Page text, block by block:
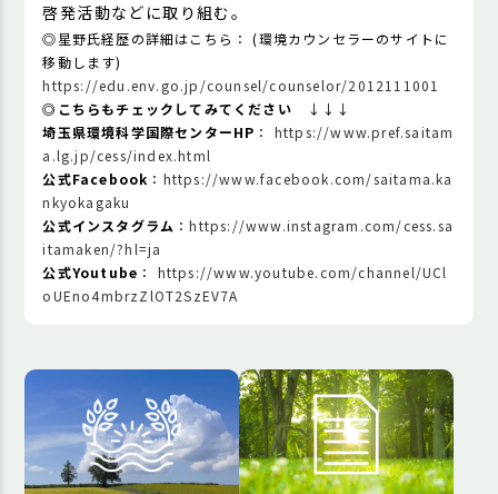
啓発活動などに取り組む。
◎星野氏経歴の詳細はこちら： (環境カウンセラーのサイトに
移動します)
https://edu.env.go.jp/counsel/counselor/2012111001
◎こちらもチェックしてみてください ↓↓↓
埼玉県環境科学国際センターHP ： https://www.pref.saitam
a.lg.jp/cess/index.html
公式Facebook ： https://www.facebook.com/saitama.ka
nkyokagaku
公式インスタグラム ：https://www.instagram.com/cess.sa
itamaken/?hl=ja
公式Youtube ： https://www.youtube.com/channel/UCl
oUEno4mbrzZlOT2SzEV7A